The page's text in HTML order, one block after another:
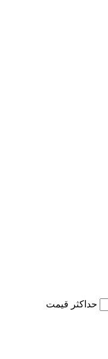
حداكثر قيمت